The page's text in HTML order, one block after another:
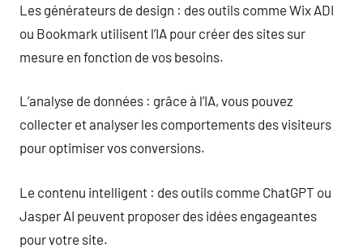
Les générateurs de design : des outils comme Wix ADI
ou Bookmark utilisent l’IA pour créer des sites sur
mesure en fonction de vos besoins.
L’analyse de données : grâce à l’IA, vous pouvez
collecter et analyser les comportements des visiteurs
pour optimiser vos conversions.
Le contenu intelligent : des outils comme ChatGPT ou
Jasper AI peuvent proposer des idées engageantes
pour votre site.